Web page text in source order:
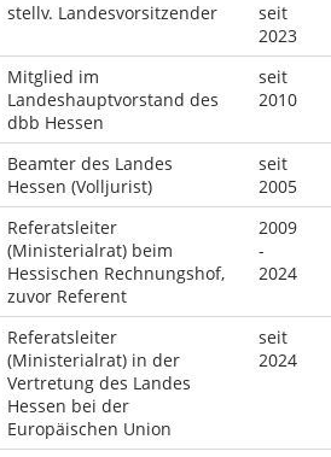
stellv. Landesvorsitzender
seit
2023
Mitglied im
Landeshauptvorstand des
dbb Hessen
seit
2010
Beamter des Landes
Hessen (Volljurist)
seit
2005
Referatsleiter
(Ministerialrat) beim
Hessischen Rechnungshof,
zuvor Referent
2009
-
2024
Referatsleiter
(Ministerialrat) in der
Vertretung des Landes
Hessen bei der
Europäischen Union
seit
2024